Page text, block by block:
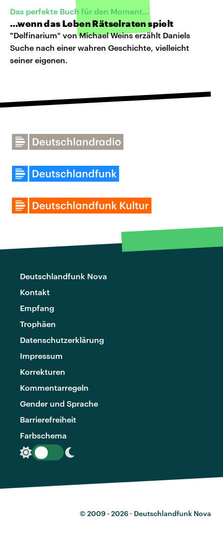
Das perfekte Buch für den Moment…
…wenn das Leben Rätselraten spielt
"Delfinarium" von Michael Weins erzählt Daniels
Suche nach einer wahren Geschichte, vielleicht
seiner eigenen.
Deutschlandfunk Nova
Kontakt
Empfang
Trophäen
Datenschutzerklärung
Impressum
Korrekturen
Kommentarregeln
Gender und Sprache
Barrierefreiheit
Farbschema
© 2009 - 2026 · Deutschlandfunk Nova